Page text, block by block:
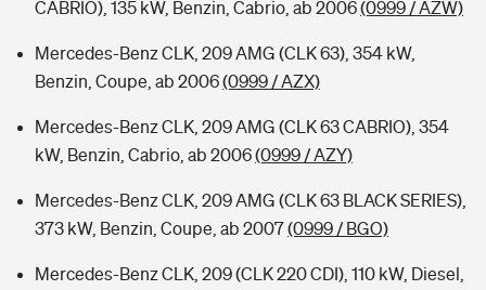
CABRIO), 135 kW, Benzin, Cabrio, ab 2006(0999 / AZW)
Mercedes-Benz CLK, 209 AMG (CLK 63), 354 kW,
Benzin, Coupe, ab 2006(0999 / AZX)
Mercedes-Benz CLK, 209 AMG (CLK 63 CABRIO), 354
kW, Benzin, Cabrio, ab 2006(0999 / AZY)
Mercedes-Benz CLK, 209 AMG (CLK 63 BLACK SERIES),
373 kW, Benzin, Coupe, ab 2007(0999 / BGO)
Mercedes-Benz CLK, 209 (CLK 220 CDI), 110 kW, Diesel,